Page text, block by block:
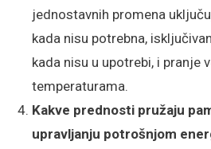
jednostavnih promena
kada nisu potrebna,
kada nisu u upotrebi, i pranje
temperaturama.
Kakve prednosti pružaju
upravljanju potrošnjom